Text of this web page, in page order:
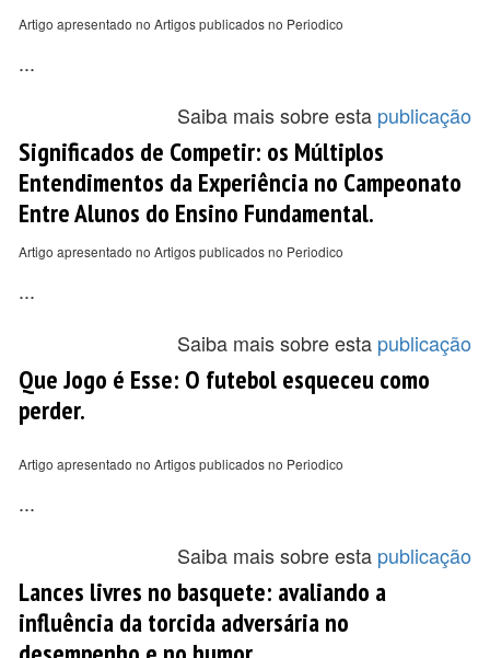
Artigo apresentado no Artigos publicados no Periodico
...
Saiba mais sobre esta publicação
Significados de Competir: os Múltiplos
Entendimentos da Experiência no Campeonato
Entre Alunos do Ensino Fundamental.
Artigo apresentado no Artigos publicados no Periodico
...
Saiba mais sobre esta publicação
Que Jogo é Esse: O futebol esqueceu como
perder.
Artigo apresentado no Artigos publicados no Periodico
...
Saiba mais sobre esta publicação
Lances livres no basquete: avaliando a
influência da torcida adversária no